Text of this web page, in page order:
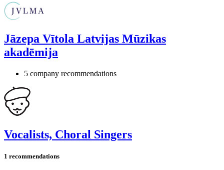
Jāzepa Vītola Latvijas Mūzikas
akadēmija
5 company recommendations
Vocalists, Choral Singers
1 recommendations